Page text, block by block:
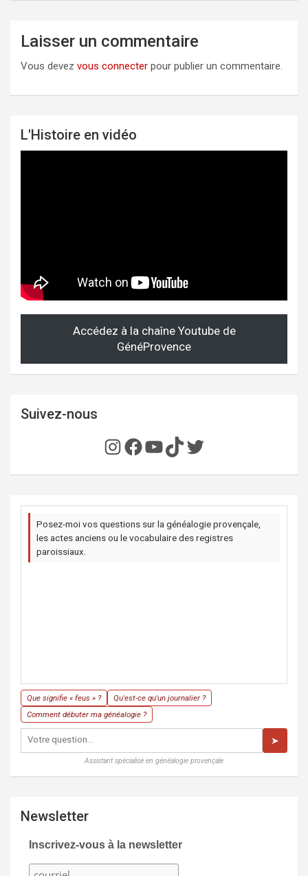
Laisser un commentaire
Vous devez vous connecter pour publier un commentaire.
L'Histoire en vidéo
Accédez à la chaîne Youtube de
GénéProvence
Suivez-nous
Instagram
Facebook
YouTube
TikTok
Twitter
Posez-moi vos questions sur la généalogie provençale,
les actes anciens ou le vocabulaire des registres
paroissiaux.
Que signifie « feus » ?
Qu'est-ce qu'un journalier ?
Comment débuter ma généalogie ?
➤
Assistant spécialisé en généalogie provençale
Newsletter
Inscrivez-vous à la newsletter